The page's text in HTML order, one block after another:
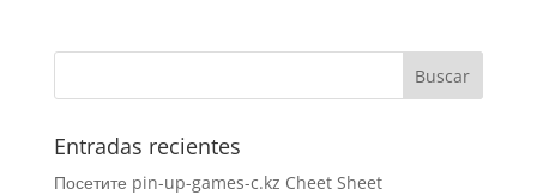
Entradas recientes
Посетите pin-up-games-c.kz Cheet Sheet